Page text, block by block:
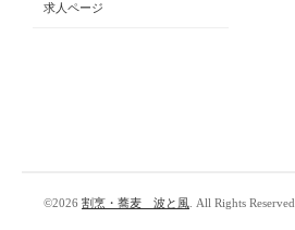
求人ページ
©2026 割烹・蕎麦 波と風 . All Rights Reserved.